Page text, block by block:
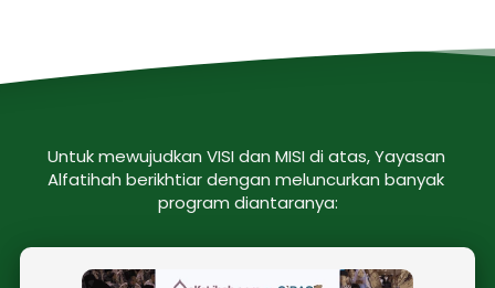
Untuk mewujudkan VISI dan MISI di atas, Yayasan
Alfatihah berikhtiar dengan meluncurkan banyak
program diantaranya: